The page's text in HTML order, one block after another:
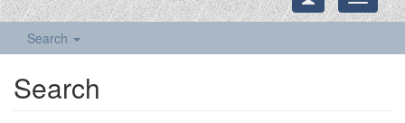
Search
Search